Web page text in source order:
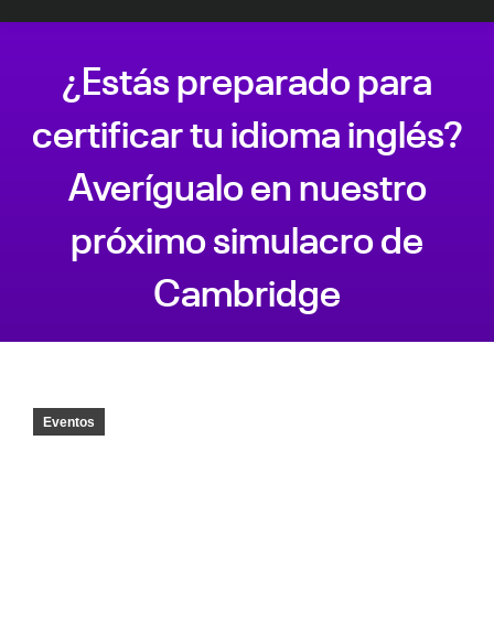
¿Estás preparado para
certificar tu idioma inglés?
Averígualo en nuestro
próximo simulacro de
Cambridge
Eventos